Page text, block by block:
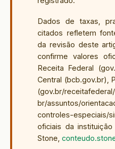
Dados de taxas,
citados refletem
da revisão deste
confirme valores
Receita Federal
Central (bcb.gov.br),
(gov.br/
br/assuntos/
controles-especiais/
oficiais da
Stone,